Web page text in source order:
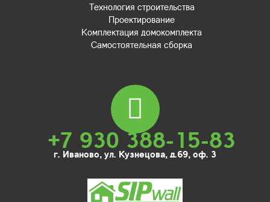
Технология строительства
Проектирование
Комплектация домокомплекта
Самостоятельная сборка
+7 930 388-15-83
г. Иваново, ул. Кузнецова, д.69, оф. 3